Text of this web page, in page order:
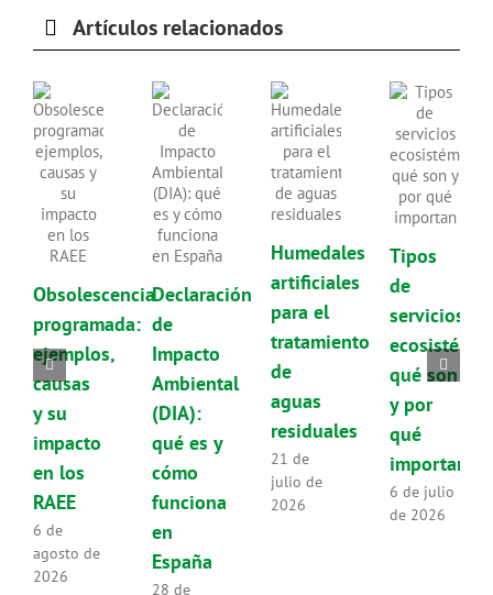
Artículos relacionados
Obsolescencia
programada:
ejemplos,
causas
y su
impacto
en los
RAEE
6 de
agosto de
2026
Declaración
de
Impacto
Ambiental
(DIA):
qué es y
cómo
funciona
en
España
28 de
Humedales
artificiales
para el
tratamiento
de
aguas
residuales
21 de
julio de
2026
Tipos
de
servicios
qué son
y por
qué
importan
6 de julio
de 2026